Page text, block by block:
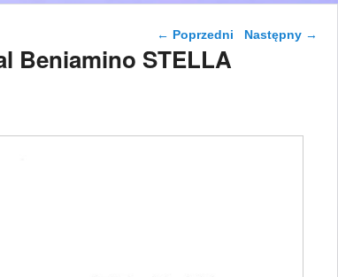
Nawigacja wpisu
← Poprzedni Następny →
Beniamino STELLA